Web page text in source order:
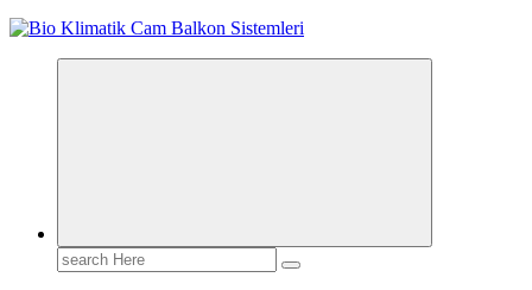
Search
for: